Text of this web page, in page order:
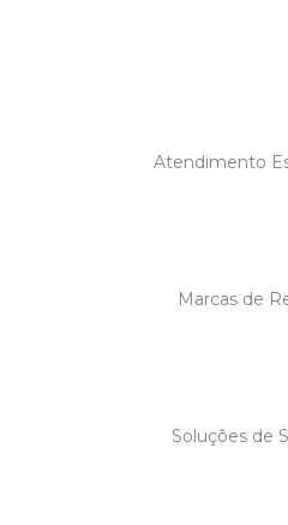
Atendimento
Marcas de
Soluções de